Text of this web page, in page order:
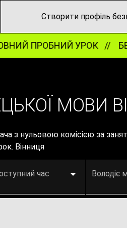
Створити профіль
ПРОБНИЙ УРОК //
МОВИ
з нульовою комісією за
Вінниця
час Володіє